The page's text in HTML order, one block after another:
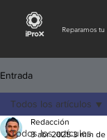
Reparamos
Entrada
Todos los artículos
Todos los artículos
Redacción
3 abr 2025 3 min